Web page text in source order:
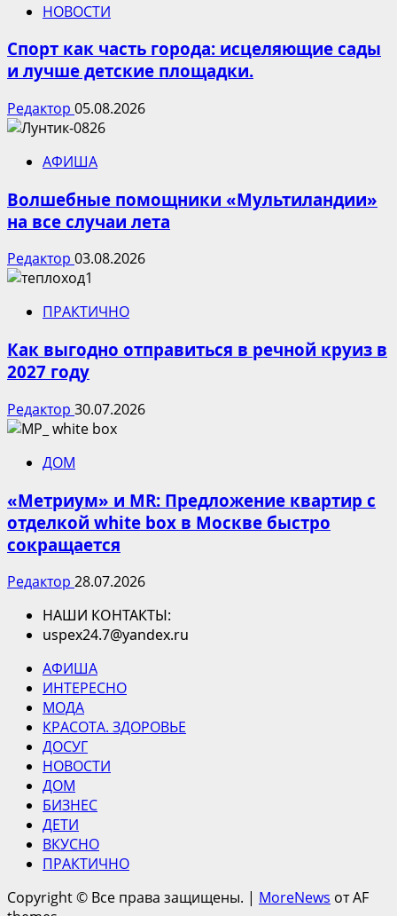
НОВОСТИ
Спорт как часть города: исцеляющие сады
и лучше детские площадки.
Редактор 05.08.2026
АФИША
Волшебные помощники «Мультиландии»
на все случаи лета
Редактор 03.08.2026
ПРАКТИЧНО
Как выгодно отправиться в речной круиз в
2027 году
Редактор 30.07.2026
ДОМ
«Метриум» и MR: Предложение квартир с
отделкой white box в Москве быстро
сокращается
Редактор 28.07.2026
НАШИ КОНТАКТЫ:
uspex24.7@yandex.ru
АФИША
ИНТЕРЕСНО
МОДА
КРАСОТА. ЗДОРОВЬЕ
ДОСУГ
НОВОСТИ
ДОМ
БИЗНЕС
ДЕТИ
ВКУСНО
ПРАКТИЧНО
Copyright © Все права защищены. | MoreNews от AF